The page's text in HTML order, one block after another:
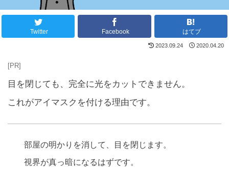
Twitter Facebook はてブ
2023.09.24 2020.04.20
[PR]
目を閉じても、完全に光をカットできません。
これがアイマスクを付ける理由です。
部屋の明かりを消して、目を閉じます。
視界が真っ暗になるはずです。